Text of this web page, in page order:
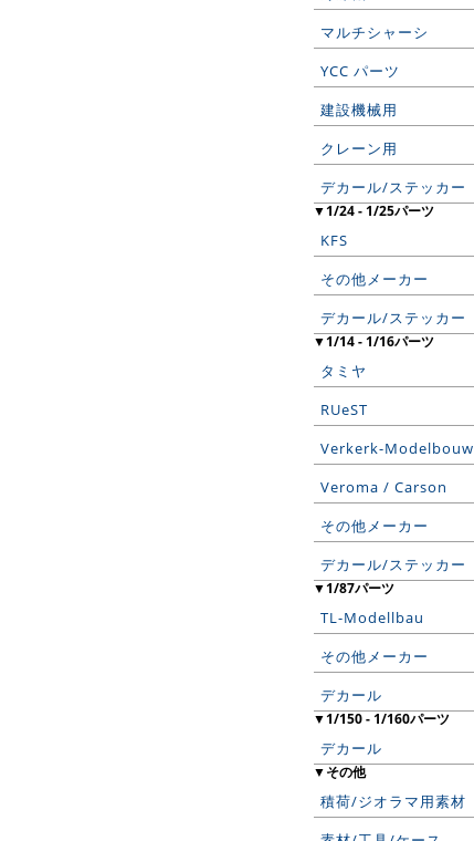
マルチシャーシ
YCC パーツ
建設機械用
クレーン用
デカール/ステッカー
▼1/24 - 1/25パーツ
KFS
その他メーカー
デカール/ステッカー
▼1/14 - 1/16パーツ
タミヤ
RUeST
Verkerk-Modelbouw
Veroma / Carson
その他メーカー
デカール/ステッカー
▼1/87パーツ
TL-Modellbau
その他メーカー
デカール
▼1/150 - 1/160パーツ
デカール
▼その他
積荷/ジオラマ用素材